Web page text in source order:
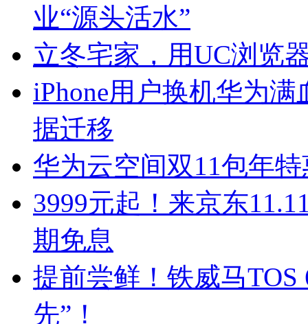
业“源头活水”
立冬宅家，用UC浏览
iPhone用户换机华为
据迁移
华为云空间双11包年
3999元起！来京东
期免息
提前尝鲜！铁威马
先”！